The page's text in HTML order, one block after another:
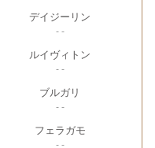
デイジーリン
- -
ルイヴィトン
- -
ブルガリ
- -
フェラガモ
- -